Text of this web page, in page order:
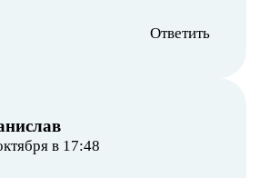
Ответить
в 17:48